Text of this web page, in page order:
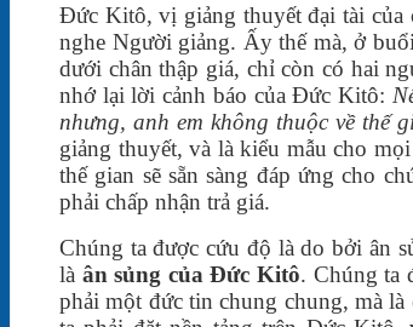
Đức Kitô, vị giảng thuyết đại tài của
nghe Người giảng. Ấy thế mà, ở
dưới chân thập giá, chỉ còn có hai
nhớ lại lời cảnh báo của Đức Kitô:
nhưng, anh em không thuộc về thế
giảng thuyết, và là kiểu mẫu cho
thế gian sẽ sẵn sàng đáp ứng cho
phải chấp nhận trả giá.
Chúng ta được cứu độ là do bởi ân
là ân sủng của Đức Kitô. Chúng ta
phải một đức tin chung chung, mà là